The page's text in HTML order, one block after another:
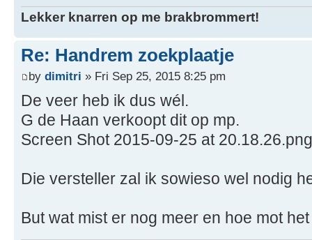
Lekker knarren op me brakbrommert!
Re: Handrem zoekplaatje
by dimitri » Fri Sep 25, 2015 8:25 pm
De veer heb ik dus wél.
G de Haan verkoopt dit op mp.
Screen Shot 2015-09-25 at 20.18.26.png
Die versteller zal ik sowieso wel nodig
But wat mist er nog meer en hoe mot